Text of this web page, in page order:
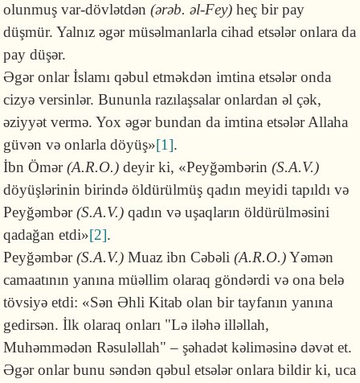
olunmuş var-dövlətdən(ərəb. əl-Fey) heç bir pay
düşmür. Yalnız əgər müsəlmanlarla cihad etsələr onlara da
pay düşər.
Əgər onlar İslamı qəbul etməkdən imtina etsələr onda
cizyə versinlər. Bununla razılaşsalar onlardan əl çək,
əziyyət vermə. Yox əgər bundan da imtina etsələr Allaha
güvən və onlarla döyüş»[1].
İbn Ömər(A.R.O.) deyir ki, «Peyğəmbərin(S.A.V.)
döyüşlərinin birində öldürülmüş qadın meyidi tapıldı və
Peyğəmbər(S.A.V.) qadın və uşaqların öldürülməsini
qadağan etdi»[2].
Peyğəmbər(S.A.V.) Muaz ibn Cəbəli(A.R.O.)Yəmən
camaatının yanına müəllim olaraq göndərdi və ona belə
tövsiyə etdi: «Sən Əhli Kitab olan bir tayfanın yanına
gedirsən. İlk olaraq onları "Lə iləhə illəllah,
Muhəmmədən Rəsuləllah" – şəhadət kəliməsinə dəvət et.
Əgər onlar bunu səndən qəbul etsələr onlara bildir ki, uca